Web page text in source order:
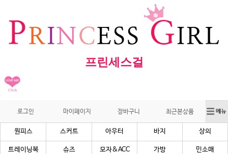
프린세스걸
로그인 마이페이지 장바구니 최근본상품
원피스 스커트 아우터 바지 상의
트레이닝복 슈즈 모자&ACC 가방 민소매